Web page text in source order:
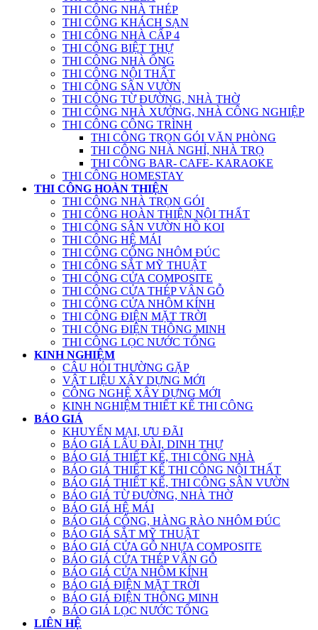
THI CÔNG NHÀ THÉP
THI CÔNG KHÁCH SẠN
THI CÔNG NHÀ CẤP 4
THI CÔNG BIỆT THỰ
THI CÔNG NHÀ ỐNG
THI CÔNG NỘI THẤT
THI CÔNG SÂN VƯỜN
THI CÔNG TỪ ĐƯỜNG, NHÀ THỜ
THI CÔNG NHÀ XƯỞNG, NHÀ CÔNG NGHIỆP
THI CÔNG CÔNG TRÌNH
THI CÔNG TRỌN GÓI VĂN PHÒNG
THI CÔNG NHÀ NGHỈ, NHÀ TRỌ
THI CÔNG BAR- CAFE- KARAOKE
THI CÔNG HOMESTAY
THI CÔNG HOÀN THIỆN
THI CÔNG NHÀ TRỌN GÓI
THI CÔNG HOÀN THIỆN NỘI THẤT
THI CÔNG SÂN VƯỜN HỒ KOI
THI CÔNG HỆ MÁI
THI CÔNG CỔNG NHÔM ĐÚC
THI CÔNG SẮT MỸ THUẬT
THI CÔNG CỬA COMPOSITE
THI CÔNG CỬA THÉP VÂN GỖ
THI CÔNG CỬA NHÔM KÍNH
THI CÔNG ĐIỆN MẶT TRỜI
THI CÔNG ĐIỆN THÔNG MINH
THI CÔNG LỌC NƯỚC TỔNG
KINH NGHIỆM
CÂU HỎI THƯỜNG GẶP
VẬT LIỆU XÂY DỰNG MỚI
CÔNG NGHỆ XÂY DỰNG MỚI
KINH NGHIỆM THIẾT KẾ THI CÔNG
BÁO GIÁ
KHUYẾN MẠI, ƯU ĐÃI
BÁO GIÁ LÂU ĐÀI, DINH THỰ
BÁO GIÁ THIẾT KẾ, THI CÔNG NHÀ
BÁO GIÁ THIẾT KẾ THI CÔNG NỘI THẤT
BÁO GIÁ THIẾT KẾ, THI CÔNG SÂN VƯỜN
BÁO GIÁ TỪ ĐƯỜNG, NHÀ THỜ
BÁO GIÁ HỆ MÁI
BÁO GIÁ CỔNG, HÀNG RÀO NHÔM ĐÚC
BÁO GIÁ SẮT MỸ THUẬT
BÁO GIÁ CỬA GỖ NHỰA COMPOSITE
BÁO GIÁ CỬA THÉP VÂN GỖ
BÁO GIÁ CỬA NHÔM KÍNH
BÁO GIÁ ĐIỆN MẶT TRỜI
BÁO GIÁ ĐIỆN THÔNG MINH
BÁO GIÁ LỌC NƯỚC TỔNG
LIÊN HỆ